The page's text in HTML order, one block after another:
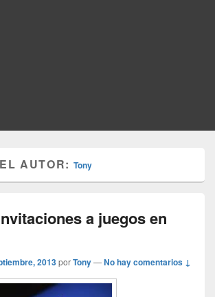
AUTOR:Tony
a juegos en
2013porTony—No hay comentarios ↓